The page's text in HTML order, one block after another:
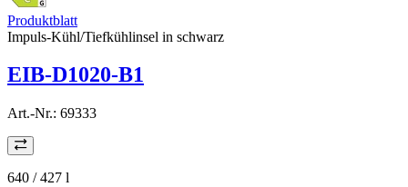
Produktblatt
Impuls-Kühl/Tiefkühlinsel in schwarz
EIB-D1020-B1
Art.-Nr.: 69333
640 / 427 l